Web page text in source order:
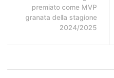
premiato come MVP
granata della stagione
2024/2025